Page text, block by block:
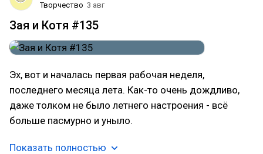
Творчество 3 авг
Зая и Котя #135
Эх, вот и началась первая рабочая неделя,
последнего месяца лета. Как-то очень дождливо,
даже толком не было летнего настроения - всё
больше пасмурно и уныло.
Показать полностью